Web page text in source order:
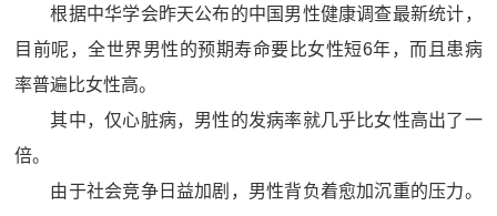
根据中华学会昨天公布的中国男性健康调查最新统计，
目前呢，全世界男性的预期寿命要比女性短6年，而且患病
率普遍比女性高。
其中，仅心脏病，男性的发病率就几乎比女性高出了一
倍。
由于社会竞争日益加剧，男性背负着愈加沉重的压力。